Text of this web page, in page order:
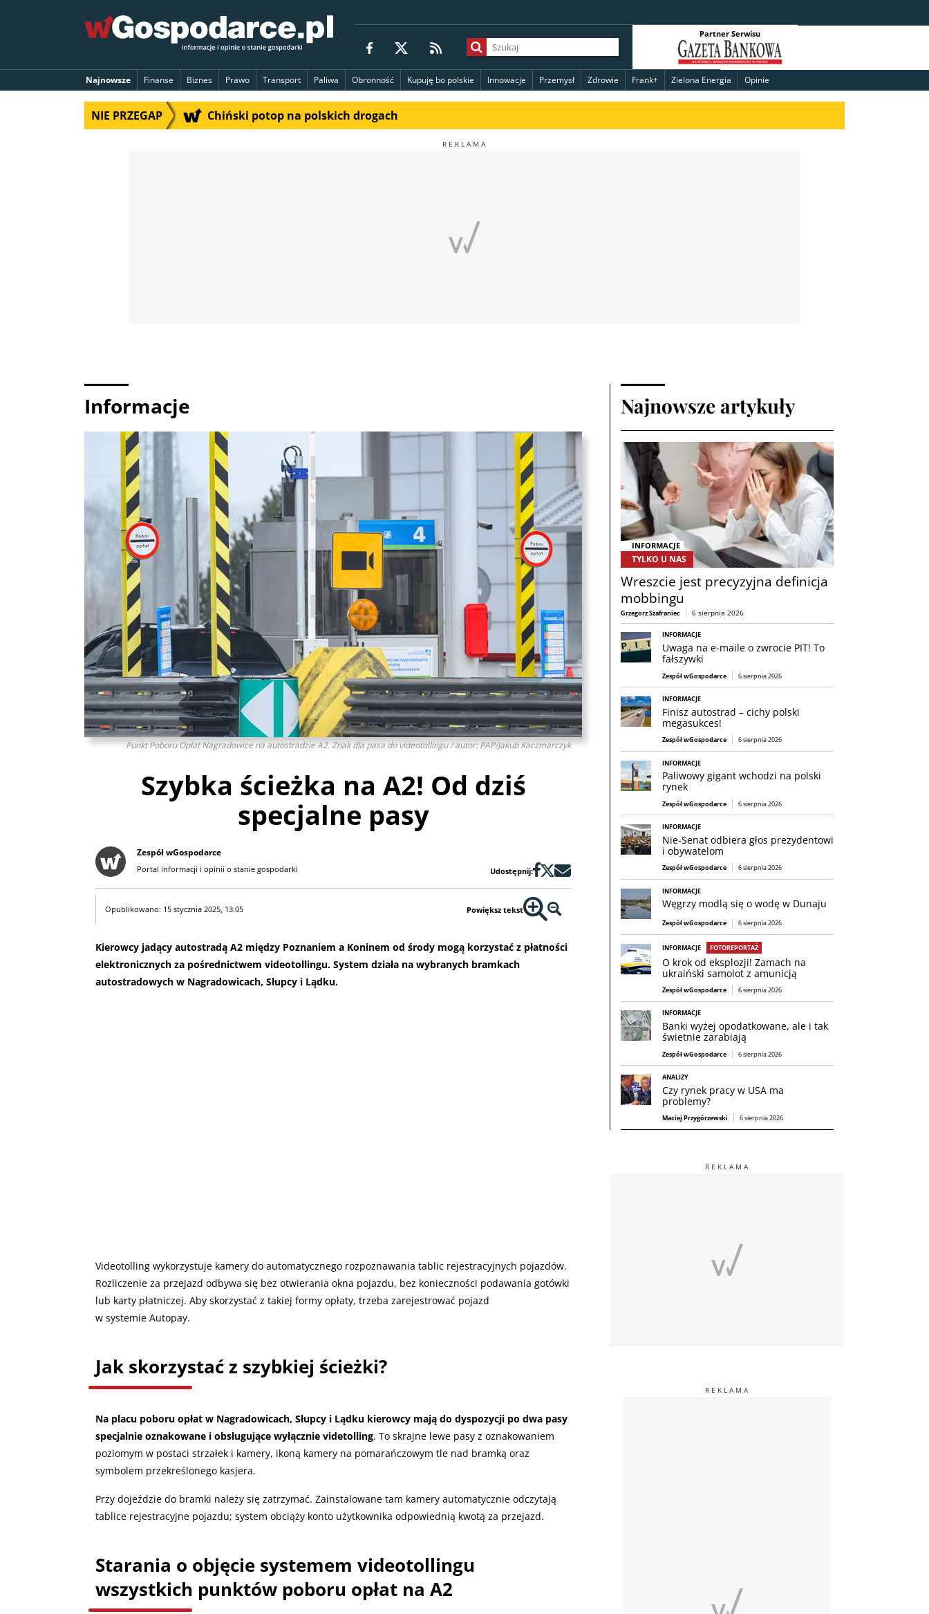
Partner Serwisu
Najnowsze Finanse Biznes Prawo Transport Paliwa Obronność Kupuję bo polskie Innowacje Przemysł Zdrowie Frank+ Zielona Energia Opinie
NIE PRZEGAP Chiński potop na polskich drogach
Informacje
Punkt Poboru Opłat Nagradowice na autostradzie A2. Znak dla pasa do videotollingu / autor: PAP/Jakub Kaczmarczyk
Szybka ścieżka na A2! Od dziś
specjalne pasy
Zespół wGospodarce
Portal informacji i opinii o stanie gospodarki Udostępnij:
Opublikowano: 15 stycznia 2025, 13:05 Powiększ tekst
Kierowcy jadący autostradą A2 między Poznaniem a Koninem od środy mogą korzystać z płatności
elektronicznych za pośrednictwem videotollingu. System działa na wybranych bramkach
autostradowych w Nagradowicach, Słupcy i Lądku.
Videotolling wykorzystuje kamery do automatycznego rozpoznawania tablic rejestracyjnych pojazdów.
Rozliczenie za przejazd odbywa się bez otwierania okna pojazdu, bez konieczności podawania gotówki
lub karty płatniczej. Aby skorzystać z takiej formy opłaty, trzeba zarejestrować pojazd
w systemie Autopay.
Jak skorzystać z szybkiej ścieżki?
Na placu poboru opłat w Nagradowicach, Słupcy i Lądku kierowcy mają do dyspozycji po dwa pasy
specjalnie oznakowane i obsługujące wyłącznie videtolling. To skrajne lewe pasy z oznakowaniem
poziomym w postaci strzałek i kamery, ikoną kamery na pomarańczowym tle nad bramką oraz
symbolem przekreślonego kasjera.
Przy dojeździe do bramki należy się zatrzymać. Zainstalowane tam kamery automatycznie odczytają
tablice rejestracyjne pojazdu; system obciąży konto użytkownika odpowiednią kwotą za przejazd.
Starania o objęcie systemem videotollingu
wszystkich punktów poboru opłat na A2
Najnowsze artykuły
INFORMACJE
TYLKO U NAS
Wreszcie jest precyzyjna definicja
mobbingu
Grzegorz Szafraniec 6 sierpnia 2026
INFORMACJE
Uwaga na e-maile o zwrocie PIT! To
fałszywki
Zespół wGospodarce 6 sierpnia 2026
INFORMACJE
Finisz autostrad – cichy polski
megasukces!
Zespół wGospodarce 6 sierpnia 2026
INFORMACJE
Paliwowy gigant wchodzi na polski
rynek
Zespół wGospodarce 6 sierpnia 2026
INFORMACJE
Nie-Senat odbiera głos prezydentowi
i obywatelom
Zespół wGospodarce 6 sierpnia 2026
INFORMACJE
Węgrzy modlą się o wodę w Dunaju
Zespół wGospodarce 6 sierpnia 2026
INFORMACJE FOTOREPORTAŻ
O krok od eksplozji! Zamach na
ukraiński samolot z amunicją
Zespół wGospodarce 6 sierpnia 2026
INFORMACJE
Banki wyżej opodatkowane, ale i tak
świetnie zarabiają
Zespół wGospodarce 6 sierpnia 2026
ANALIZY
Czy rynek pracy w USA ma
problemy?
Maciej Przygórzewski 6 sierpnia 2026